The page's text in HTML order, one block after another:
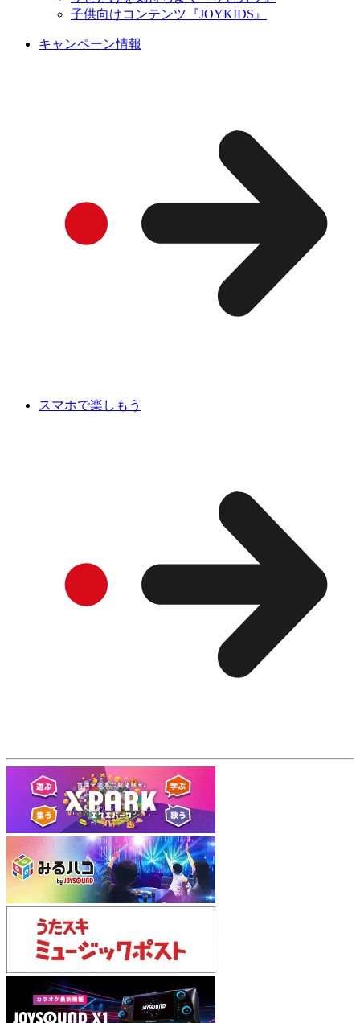
子供向けコンテンツ『JOYKIDS』
キャンペーン情報
スマホで楽しもう